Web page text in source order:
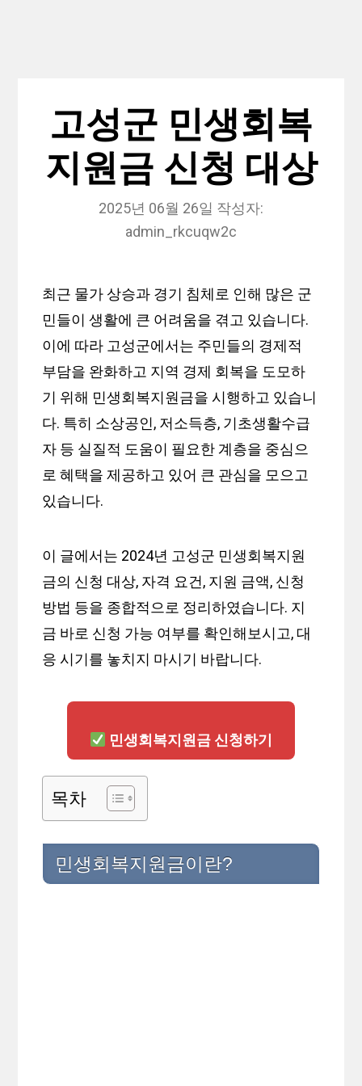
고성군 민생회복
지원금 신청 대상
2025년 06월 26일 작성자:
admin_rkcuqw2c
최근 물가 상승과 경기 침체로 인해 많은 군
민들이 생활에 큰 어려움을 겪고 있습니다.
이에 따라 고성군에서는 주민들의 경제적
부담을 완화하고 지역 경제 회복을 도모하
기 위해 민생회복지원금을 시행하고 있습니
다. 특히 소상공인, 저소득층, 기초생활수급
자 등 실질적 도움이 필요한 계층을 중심으
로 혜택을 제공하고 있어 큰 관심을 모으고
있습니다.
이 글에서는 2024년 고성군 민생회복지원
금의 신청 대상, 자격 요건, 지원 금액, 신청
방법 등을 종합적으로 정리하였습니다. 지
금 바로 신청 가능 여부를 확인해보시고, 대
응 시기를 놓치지 마시기 바랍니다.
민생회복지원금 신청하기
목차
민생회복지원금이란?